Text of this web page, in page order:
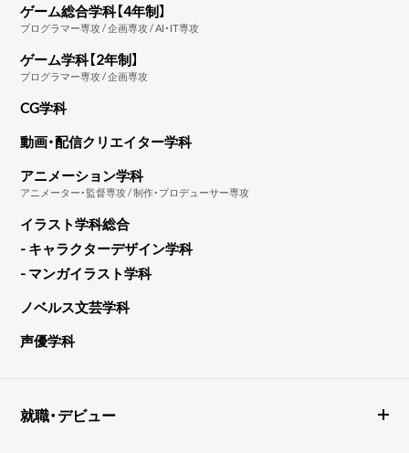
ゲーム総合学科【4年制】
プログラマー専攻 / 企画専攻 / AI・IT専攻
ゲーム学科【2年制】
プログラマー専攻 / 企画専攻
CG学科
動画・配信クリエイター学科
アニメーション学科
アニメーター・監督専攻 / 制作・プロデューサー専攻
イラスト学科総合
- キャラクターデザイン学科
- マンガイラスト学科
ノベルス文芸学科
声優学科
就職・デビュー